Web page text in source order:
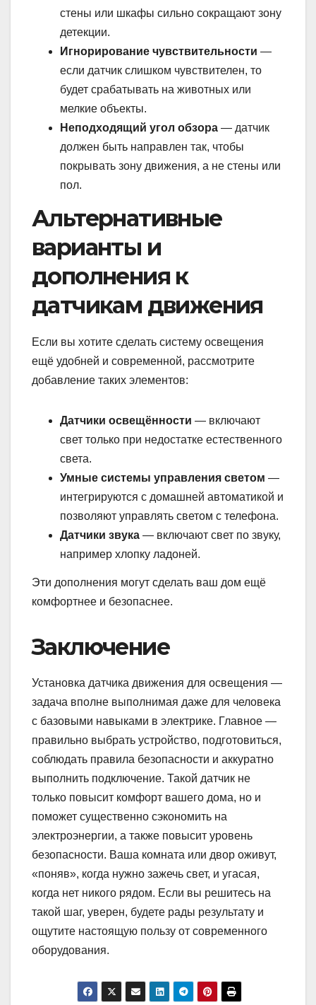
стены или шкафы сильно сокращают зону
детекции.
Игнорирование чувствительности —
если датчик слишком чувствителен, то
будет срабатывать на животных или
мелкие объекты.
Неподходящий угол обзора — датчик
должен быть направлен так, чтобы
покрывать зону движения, а не стены или
пол.
Альтернативные
варианты и
дополнения к
датчикам движения
Если вы хотите сделать систему освещения
ещё удобней и современной, рассмотрите
добавление таких элементов:
Датчики освещённости — включают
свет только при недостатке естественного
света.
Умные системы управления светом —
интегрируются с домашней автоматикой и
позволяют управлять светом с телефона.
Датчики звука — включают свет по звуку,
например хлопку ладоней.
Эти дополнения могут сделать ваш дом ещё
комфортнее и безопаснее.
Заключение
Установка датчика движения для освещения —
задача вполне выполнимая даже для человека
с базовыми навыками в электрике. Главное —
правильно выбрать устройство, подготовиться,
соблюдать правила безопасности и аккуратно
выполнить подключение. Такой датчик не
только повысит комфорт вашего дома, но и
поможет существенно сэкономить на
электроэнергии, а также повысит уровень
безопасности. Ваша комната или двор оживут,
«поняв», когда нужно зажечь свет, и угасая,
когда нет никого рядом. Если вы решитесь на
такой шаг, уверен, будете рады результату и
ощутите настоящую пользу от современного
оборудования.